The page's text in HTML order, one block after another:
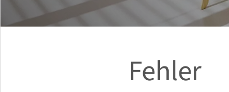
Fehler